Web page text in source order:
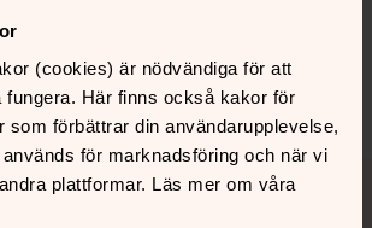
(cookies) är nödvändiga för att
fungera. Här finns också kakor för
som förbättrar din användarupplevelse,
för marknadsföring och när vi
plattformar. Läs mer om våra